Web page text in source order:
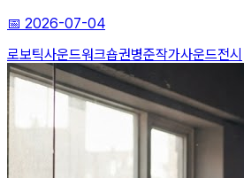
📅 2026-07-04
로보틱사운드워크숍권병준작가사운드전시